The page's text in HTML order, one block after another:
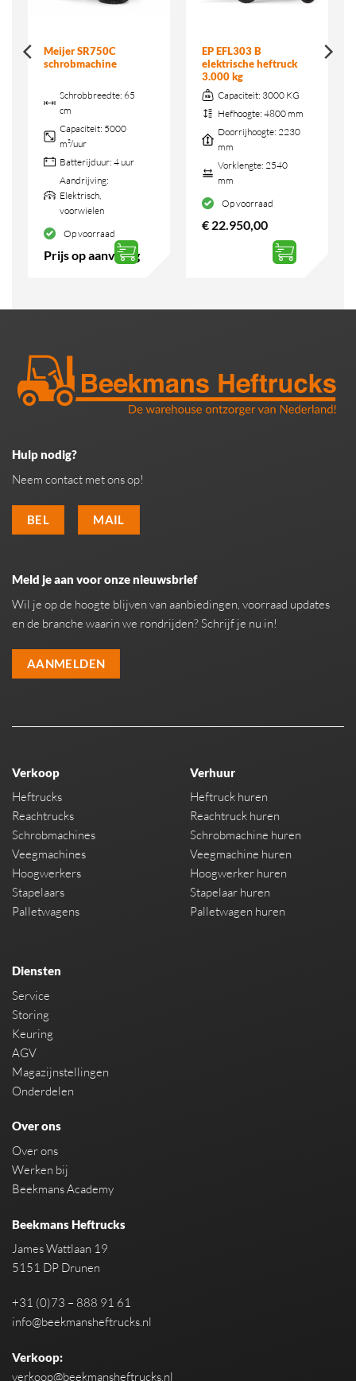
Meijer SR750C
schrobmachine
Schrobbreedte: 65
cm
Capaciteit: 5000
m²/uur
Batterijduur: 4 uur
Aandrijving:
Elektrisch,
voorwielen
Op voorraad
Prijs op aanvraag
EP EFL303 B
elektrische heftruck
3.000 kg
Capaciteit: 3000 KG
Hefhoogte: 4800 mm
Doorrijhoogte: 2230
mm
Vorklengte: 2540
mm
Op voorraad
€22.950,00
Hulp nodig?
Neem contact met ons op!
BEL MAIL
Meld je aan voor onze nieuwsbrief
Wil je op de hoogte blijven van aanbiedingen, voorraad updates
en de branche waarin we rondrijden? Schrijf je nu in!
AANMELDEN
Verkoop
Heftrucks
Reachtrucks
Schrobmachines
Veegmachines
Hoogwerkers
Stapelaars
Palletwagens
Verhuur
Heftruck huren
Reachtruck huren
Schrobmachine huren
Veegmachine huren
Hoogwerker huren
Stapelaar huren
Palletwagen huren
Diensten
Service
Storing
Keuring
AGV
Magazijnstellingen
Onderdelen
Over ons
Over ons
Werken bij
Beekmans Academy
Beekmans Heftrucks
James Wattlaan 19
5151 DP Drunen
+31 (0)73 – 888 91 61
info@beekmansheftrucks.nl
Verkoop:
verkoop@beekmansheftrucks.nl